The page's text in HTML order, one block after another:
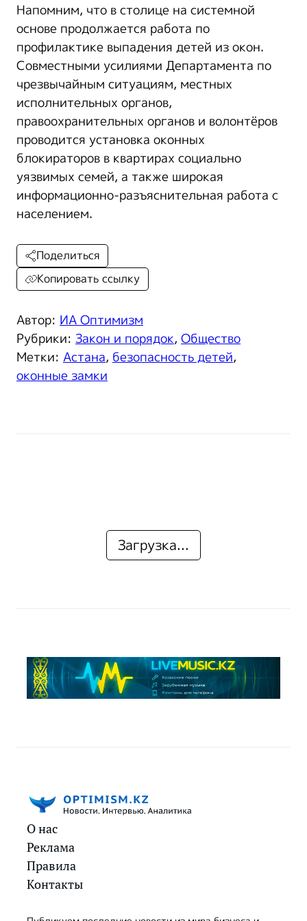
Напомним, что в столице на системной
основе продолжается работа по
профилактике выпадения детей из окон.
Совместными усилиями Департамента по
чрезвычайным ситуациям, местных
исполнительных органов,
правоохранительных органов и волонтёров
проводится установка оконных
блокираторов в квартирах социально
уязвимых семей, а также широкая
информационно-разъяснительная работа с
населением.
Автор: ИА Оптимизм
Рубрики: Закон и порядок, Общество
Метки: Астана, безопасность детей,
оконные замки
Поделиться
Копировать ссылку
Загрузка...
О нас
Реклама
Правила
Контакты